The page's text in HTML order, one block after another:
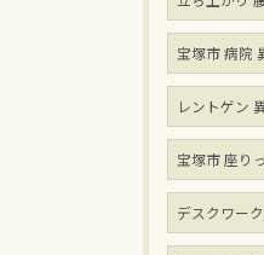
宝塚市 病院
レントゲン
宝塚市 座り
デスクワー